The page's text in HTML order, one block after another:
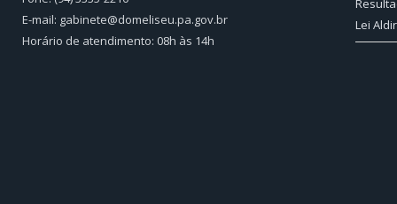
E-mail: gabinete@domeliseu.pa.gov.br
Horário de atendimento: 08h às 14h
Lei